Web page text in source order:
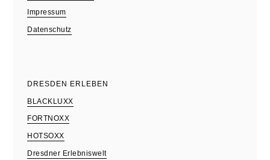
Impressum
Datenschutz
DRESDEN ERLEBEN
BLACKLUXX
FORTNOXX
HOTSOXX
Dresdner Erlebniswelt